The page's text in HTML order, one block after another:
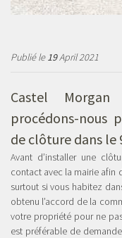
Publié le19April 2021
Castel
procédons-nous
de clôture dans le
Avant d’installer une
contact avec la mairie afin
surtout si vous habitez
obtenu l’accord de la
votre propriété pour ne
est préférable de